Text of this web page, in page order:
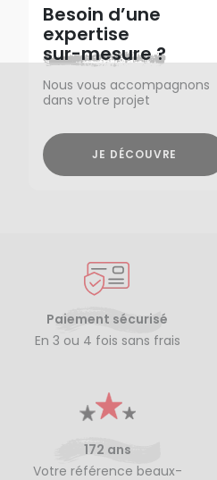
Besoin d’une
expertise
sur-mesure ?
Nous vous accompagnons
dans votre projet
JE DÉCOUVRE
Paiement sécurisé
En 3 ou 4 fois sans frais
172 ans
Votre référence beaux-